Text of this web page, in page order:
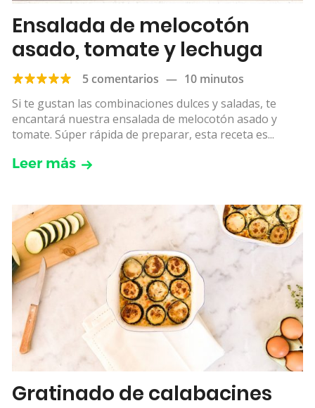
Ensalada de melocotón
asado, tomate y lechuga
5 comentarios — 10 minutos
Si te gustan las combinaciones dulces y saladas, te
encantará nuestra ensalada de melocotón asado y
tomate. Súper rápida de preparar, esta receta es...
Leer más
Gratinado de calabacines